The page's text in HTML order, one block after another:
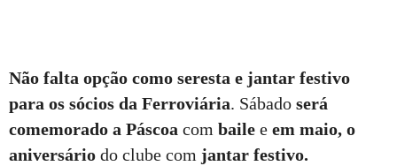
Não falta opção como seresta e jantar festivo
para os sócios da Ferroviária. Sábado será
comemorado a Páscoa com baile e em maio, o
aniversário do clube com jantar festivo.